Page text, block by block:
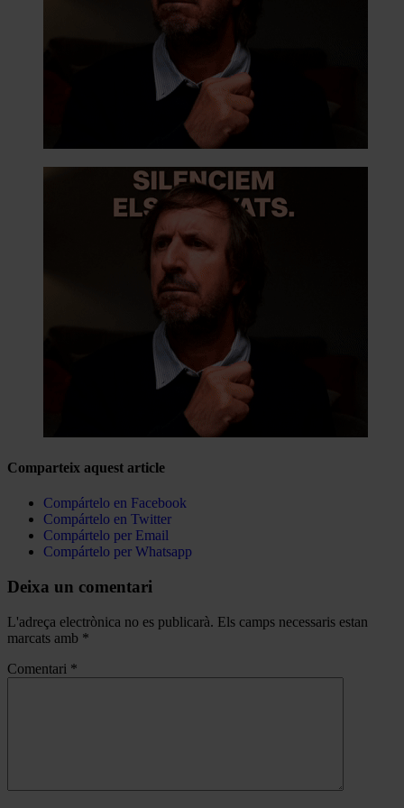
Comparteix aquest article
Compártelo en Facebook
Compártelo en Twitter
Compártelo per Email
Compártelo per Whatsapp
Deixa un comentari
L'adreça electrònica no es publicarà. Els camps necessaris estan
marcats amb *
Comentari *